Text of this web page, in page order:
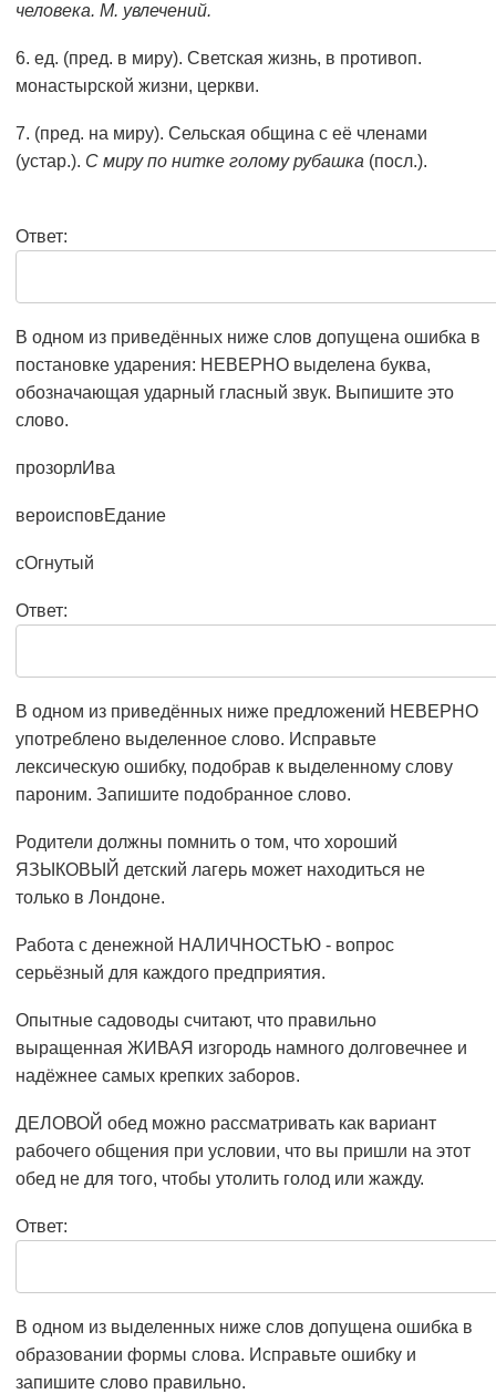
человека. М. увлечений.
6. ед. (пред. в миру). Светская жизнь, в противоп.
монастырской жизни, церкви.
7. (пред. на миру). Сельская община с её членами
(устар.). С миру по нитке голому рубашка (посл.).
Ответ:
В одном из приведённых ниже слов допущена ошибка в
постановке ударения: НЕВЕРНО выделена буква,
обозначающая ударный гласный звук. Выпишите это
слово.
прозорлИва
вероисповЕдание
сОгнутый
Ответ:
В одном из приведённых ниже предложений НЕВЕРНО
употреблено выделенное слово. Исправьте
лексическую ошибку, подобрав к выделенному слову
пароним. Запишите подобранное слово.
Родители должны помнить о том, что хороший
ЯЗЫКОВЫЙ детский лагерь может находиться не
только в Лондоне.
Работа с денежной НАЛИЧНОСТЬЮ - вопрос
серьёзный для каждого предприятия.
Опытные садоводы считают, что правильно
выращенная ЖИВАЯ изгородь намного долговечнее и
надёжнее самых крепких заборов.
ДЕЛОВОЙ обед можно рассматривать как вариант
рабочего общения при условии, что вы пришли на этот
обед не для того, чтобы утолить голод или жажду.
Ответ:
В одном из выделенных ниже слов допущена ошибка в
образовании формы слова. Исправьте ошибку и
запишите слово правильно.